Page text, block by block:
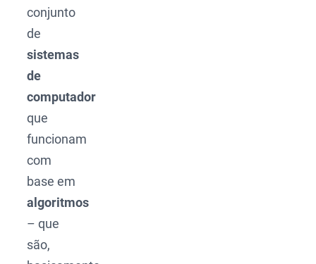
conjunto
de
sistemas
de
computador
que
funcionam
com
base em
algoritmos
– que
são,